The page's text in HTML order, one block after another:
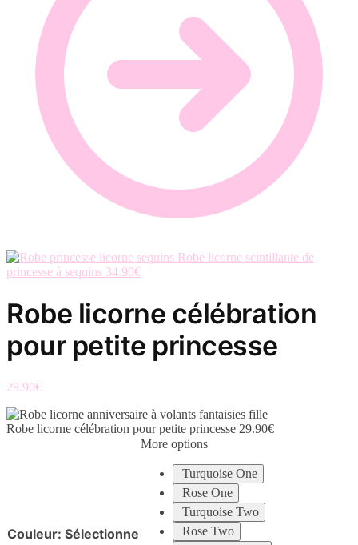
Robe licorne scintillante de
princesse à sequins 34.90€
Robe licorne célébration
pour petite princesse
29.90€
Robe licorne célébration pour petite princesse 29.90€
Couleur: Sélectionne
More options
Turquoise One
Rose One
Turquoise Two
Rose Two